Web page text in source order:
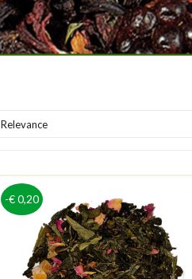
Relevance
-€ 0,20